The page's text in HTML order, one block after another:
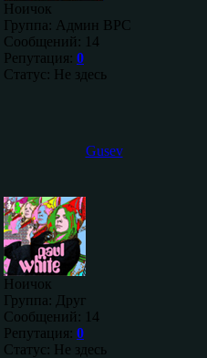
Ноичок
Группа: Админ ВРС
Сообщений: 14
Репутация: 0
Статус: Не здесь
Gusev
Ноичок
Группа: Друг
Сообщений: 14
Репутация: 0
Статус: Не здесь